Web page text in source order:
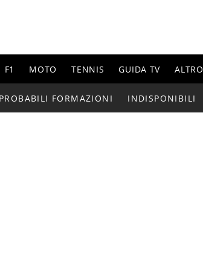
F1 MOTO TENNIS GUIDA TV ALTRO
PROBABILI FORMAZIONI INDISPONIBILI